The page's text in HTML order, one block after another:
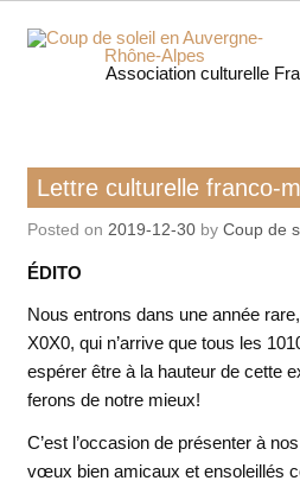
Skip
content
Association culturelle
Lettre culturelle franco-
Lettre culturelle franco-
Posted on 2019-12-30by Coup de
ÉDITO
Nous entrons dans une année
X0X0, qui n’arrive que tous les
espérer être à la hauteur de cette
ferons de notre mieux!
C’est l’occasion de présenter à
vœux bien amicaux et ensoleillés